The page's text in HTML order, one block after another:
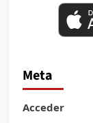
Meta
Acceder